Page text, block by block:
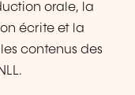
orale, la
écrite et la
contenus des